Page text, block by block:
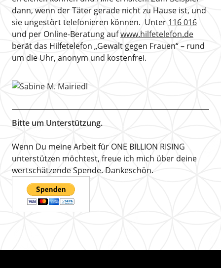
dann, wenn der Täter gerade nicht zu Hause ist, und
sie ungestört telefonieren können. Unter 116 016
und per Online-Beratung aufwww.hilfetelefon.de
berät das Hilfetelefon „Gewalt gegen Frauen“ – rund
um die Uhr, anonym und kostenfrei.
Bitte um Unterstützung.
Wenn Du meine Arbeit für ONE BILLION RISING
unterstützen möchtest, freue ich mich über deine
wertschätzende Spende. Dankeschön.